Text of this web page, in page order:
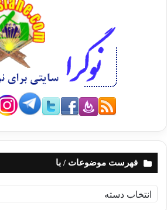
فهرست موضوعات / با
ه